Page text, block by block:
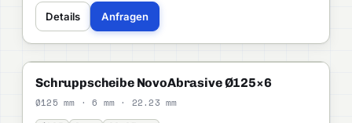
Details Anfragen
PROFI NOVOABRASIVE
Schruppscheibe NovoAbrasive Ø125×6
Ø125 mm · 6 mm · 22.23 mm